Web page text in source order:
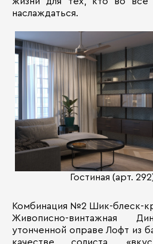
наслаждаться.
Гостиная (арт.
Комбинация №2 Шик-блеск-
Живописно-винтажная
утонченной оправе Лофт из
качестве солиста,